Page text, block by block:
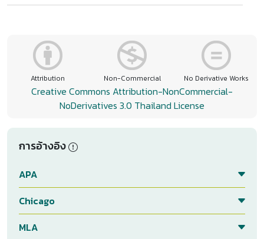
Attribution Non-Commercial No Derivative Works
Creative Commons Attribution-NonCommercial-
NoDerivatives 3.0 Thailand License
การอ้างอิง
APA
Chicago
MLA